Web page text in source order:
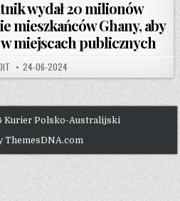
wydał 20 milionów
mieszkańców Ghany, aby
miejscach publicznych
PUBLISHED DATE:
24-06-2024
Kurier Polsko-Australijski
ThemesDNA.com